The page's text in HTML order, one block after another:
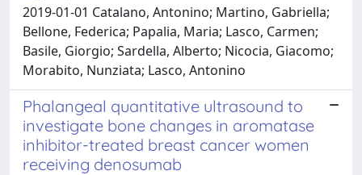
2019-01-01 Catalano, Antonino; Martino, Gabriella;
Bellone, Federica; Papalia, Maria; Lasco, Carmen;
Basile, Giorgio; Sardella, Alberto; Nicocia, Giacomo;
Morabito, Nunziata; Lasco, Antonino
Phalangeal quantitative ultrasound to
investigate bone changes in aromatase
inhibitor-treated breast cancer women
receiving denosumab